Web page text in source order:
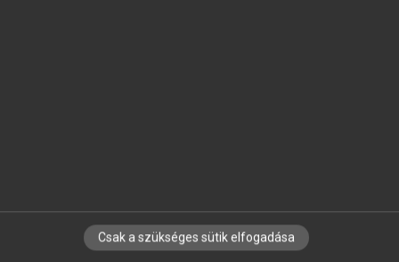
IRATKOZZ FEL HÍRLEVELÜNKRE!
Csak a szükséges sütik elfogadása